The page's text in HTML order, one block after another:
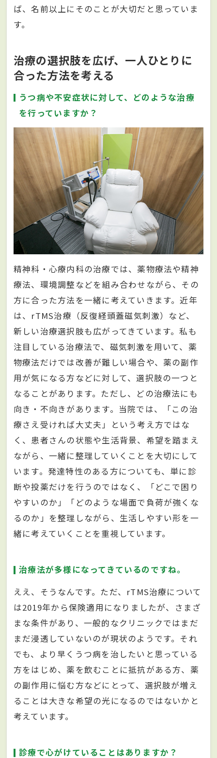
ば、名前以上にそのことが大切だと思っていま
す。
治療の選択肢を広げ、一人ひとりに
合った方法を考える
うつ病や不安症状に対して、どのような治療
を行っていますか？
精神科・心療内科の治療では、薬物療法や精神
療法、環境調整などを組み合わせながら、その
方に合った方法を一緒に考えていきます。近年
は、rTMS治療（反復経頭蓋磁気刺激）など、
新しい治療選択肢も広がってきています。私も
注目している治療法で、磁気刺激を用いて、薬
物療法だけでは改善が難しい場合や、薬の副作
用が気になる方などに対して、選択肢の一つと
なることがあります。ただし、どの治療法にも
向き・不向きがあります。当院では、「この治
療さえ受ければ大丈夫」という考え方ではな
く、患者さんの状態や生活背景、希望を踏まえ
ながら、一緒に整理していくことを大切にして
います。発達特性のある方についても、単に診
断や投薬だけを行うのではなく、「どこで困り
やすいのか」「どのような場面で負荷が強くな
るのか」を整理しながら、生活しやすい形を一
緒に考えていくことを重視しています。
治療法が多様になってきているのですね。
ええ、そうなんです。ただ、rTMS治療について
は2019年から保険適用になりましたが、さまざ
まな条件があり、一般的なクリニックではまだ
まだ浸透していないのが現状のようです。それ
でも、より早くうつ病を治したいと思っている
方をはじめ、薬を飲むことに抵抗がある方、薬
の副作用に悩む方などにとって、選択肢が増え
ることは大きな希望の光になるのではないかと
考えています。
診療で心がけていることはありますか？